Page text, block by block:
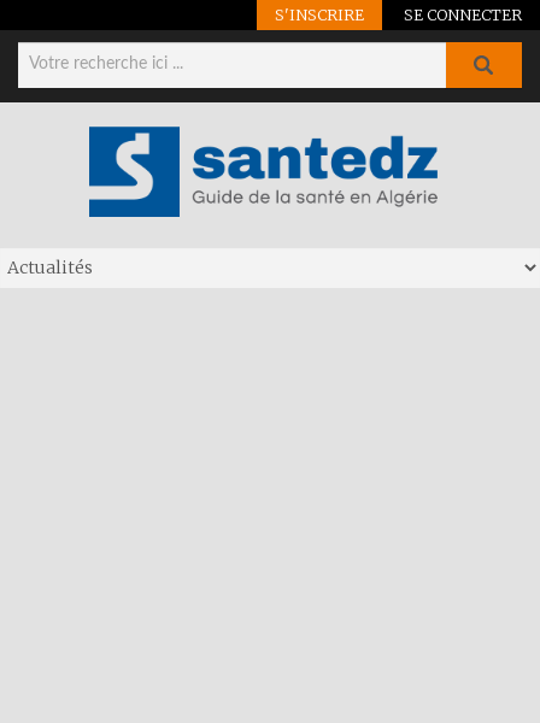
S'INSCRIRE SE CONNECTER